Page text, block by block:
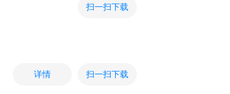
扫一扫下载
详情 扫一扫下载